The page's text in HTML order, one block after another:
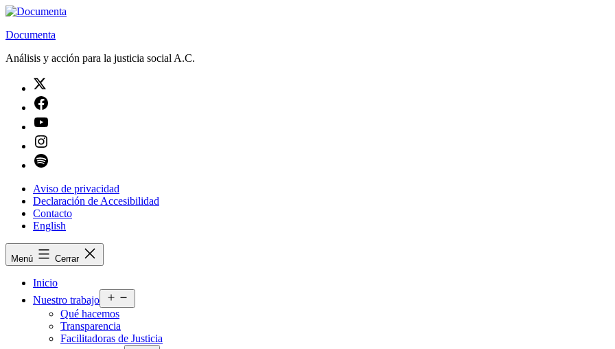
Saltar
contenido
Documenta
Análisis y acción para la justicia social A.C.
Aviso de privacidad
Declaración de Accesibilidad
Contacto
English
Menú Cerrar
Inicio
Nuestro trabajo
el
Qué hacemos
Transparencia
Facilitadoras de Justicia